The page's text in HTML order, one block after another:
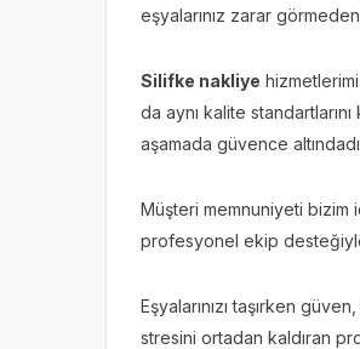
eşyalarınız zarar
Silifke nakliye
da aynı kalite
aşamada güvence
Müşteri memnuniyeti bizim
profesyonel ekip
Eşyalarınızı taşırken
stresini ortadan kaldıran